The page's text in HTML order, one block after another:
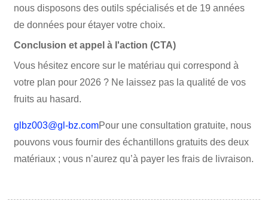
nous disposons des outils spécialisés et de 19 années
de données pour étayer votre choix.
Conclusion et appel à l'action (CTA)
Vous hésitez encore sur le matériau qui correspond à
votre plan pour 2026 ? Ne laissez pas la qualité de vos
fruits au hasard.
glbz003@gl-bz.comPour une consultation gratuite, nous
pouvons vous fournir des échantillons gratuits des deux
matériaux ; vous n’aurez qu’à payer les frais de livraison.